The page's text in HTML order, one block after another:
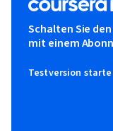
Schalten Sie
mit einem
Testversion